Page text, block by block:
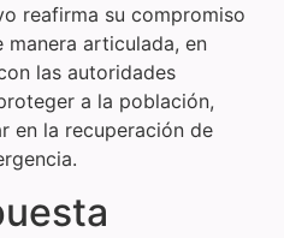
reafirma su compromiso
articulada, en
las autoridades
a la población,
en la recuperación de